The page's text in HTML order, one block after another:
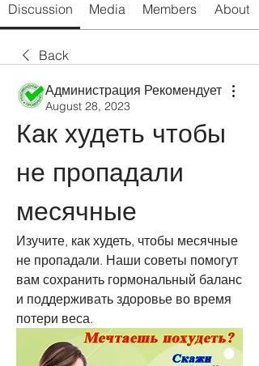
Discussion Media Members About
Back
Администрация Рекомендует
August 28, 2023
Как худеть чтобы
не пропадали
месячные
Изучите, как худеть, чтобы месячные
не пропадали. Наши советы помогут
вам сохранить гормональный баланс
и поддерживать здоровье во время
потери веса.